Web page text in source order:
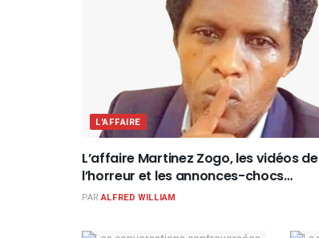
L'AFFAIRE
L’affaire Martinez Zogo, les vidéos de
l’horreur et les annonces-chocs…
PAR ALFRED WILLIAM